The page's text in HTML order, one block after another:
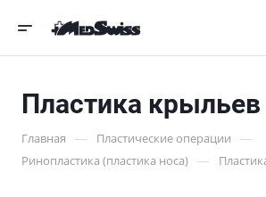
Пластика крыльев
Главная — Пластические операции —
Ринопластика (пластика носа) —